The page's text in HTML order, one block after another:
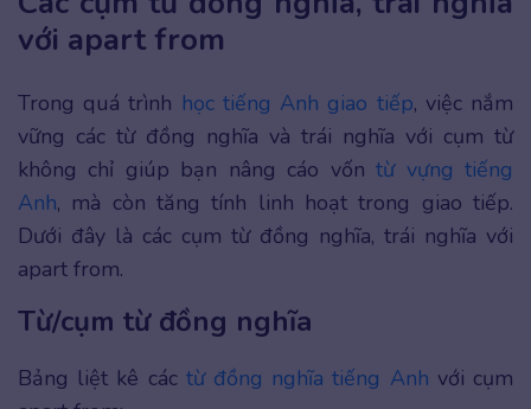
với apart from
Trong quá trình học tiếng Anh giao tiếp, việc nắm
vững các từ đồng nghĩa và trái nghĩa với cụm từ
không chỉ giúp bạn nâng cáo vốntừ vựng tiếng
Anh, mà còn tăng tính linh hoạt trong giao tiếp.
Dưới đây là các cụm từ đồng nghĩa, trái nghĩa với
apart from.
Từ/cụm từ đồng nghĩa
Bảng liệt kê các từ đồng nghĩa tiếng Anh với cụm